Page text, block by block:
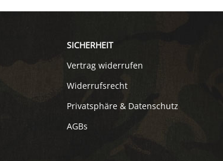
SICHERHEIT
Vertrag widerrufen
Widerrufsrecht
Privatsphäre & Datenschutz
AGBs